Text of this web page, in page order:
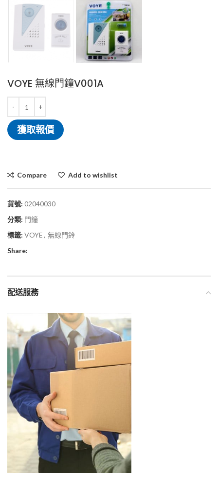
VOYE 無線門鐘V001A
獲取報價
Compare Add to wishlist
貨號: 02040030
分類: 門鐘
標籤: VOYE, 無線門鈴
Share:
配送服務